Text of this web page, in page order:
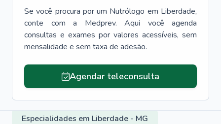
Se você procura por um Nutrólogo em Liberdade,
conte com a Medprev. Aqui você agenda
consultas e exames por valores acessíveis, sem
mensalidade e sem taxa de adesão.
Agendar teleconsulta
Especialidades em Liberdade - MG